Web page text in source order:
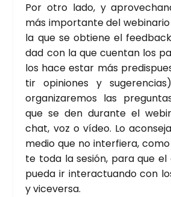
Por otro lado, y
más impor­tan­te del
la que se obtie­ne el
dad con la que cuen­tan los
los hace estar más
tir opi­nio­nes y
orga­ni­za­re­mos las
que se den duran­te el
chat, voz o vídeo. Lo
medio que no inter­fie­ra,
te toda la sesión, para que
pue­da ir inter­ac­tuan­do con
y vice­ver­sa.